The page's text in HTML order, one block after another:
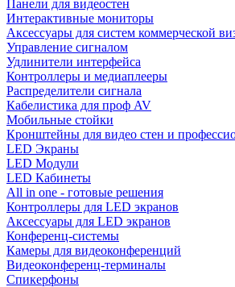
Панели для видеостен
Интерактивные мониторы
Аксессуары для систем коммерческой
Управление сигналом
Удлинители интерфейса
Контроллеры и медиаплееры
Распределители сигнала
Кабелистика для проф AV
Мобильные стойки
Кронштейны для видео стен и
LED Экраны
LED Модули
LED Кабинеты
All in one - готовые решения
Контроллеры для LED экранов
Аксессуары для LED экранов
Конференц-системы
Камеры для видеоконференций
Видеоконференц-терминалы
Спикерфоны